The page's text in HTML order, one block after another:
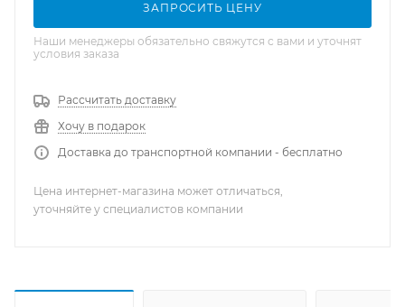
ЗАПРОСИТЬ ЦЕНУ
Наши менеджеры обязательно свяжутся с вами и уточнят
условия заказа
Рассчитать доставку
Хочу в подарок
Доставка до транспортной компании - бесплатно
Цена интернет-магазина может отличаться,
уточняйте у специалистов компании